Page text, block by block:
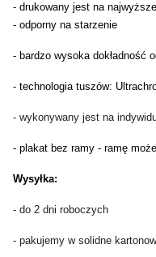
- drukowany jest na
- odporny na starzenie
- bardzo wysoka dokładność
- technologia tuszów:
- wykonywany jest na
- plakat bez ramy - ramę
Wysyłka:
- do 2 dni roboczych
- pakujemy w solidne